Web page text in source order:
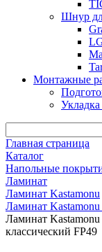
Шнур
Монтажные
Главная страница
Каталог
Напольные
Ламинат
Ламинат Kastamonu
Ламинат
Ламинат
классический FP49